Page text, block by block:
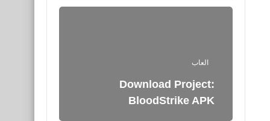
العاب
Download Project:
BloodStrike APK